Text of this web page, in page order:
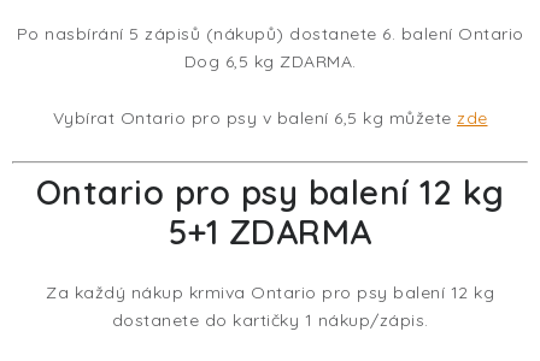
Plemena psů
Plemena koček
Po nasbírání 5 zápisů (nákupů) dostanete 6. balení Ontario
Dog 6,5 kg ZDARMA.
Vybírat Ontario pro psy v balení 6,5 kg můžete zde
Ontario pro psy balení 12 kg
5+1 ZDARMA
Za každý nákup krmiva Ontario pro psy balení 12 kg
dostanete do kartičky 1 nákup/zápis.